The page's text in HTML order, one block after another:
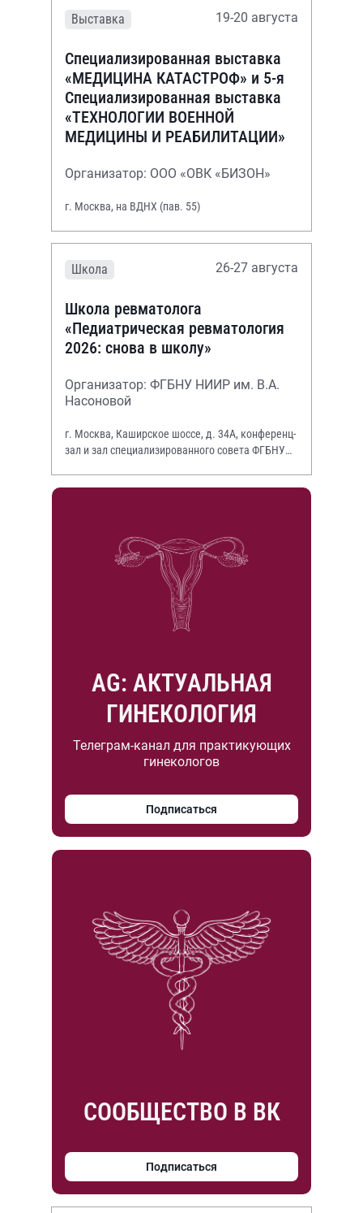
Выставка 19-20 августа
Специализированная выставка
«МЕДИЦИНА КАТАСТРОФ» и 5-я
Специализированная выставка
«ТЕХНОЛОГИИ ВОЕННОЙ
МЕДИЦИНЫ И РЕАБИЛИТАЦИИ»
Организатор: ООО «ОВК «БИЗОН»
г. Москва, на ВДНХ (пав. 55)
Школа 26-27 августа
Школа ревматолога
«Педиатрическая ревматология
2026: снова в школу»
Организатор: ФГБНУ НИИР им. В.А.
Насоновой
г. Москва, Каширское шоссе, д. 34А, конференц-
зал и зал специализированного совета ФГБНУ
AG: АКТУАЛЬНАЯ
ГИНЕКОЛОГИЯ
Телеграм-канал для практикующих
гинекологов
Подписаться
СООБЩЕСТВО В ВК
Подписаться